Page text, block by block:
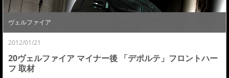
ヴェルファイア
2012/01/21
20ヴェルファイア マイナー後 「デポルテ」フロントハー
フ 取材